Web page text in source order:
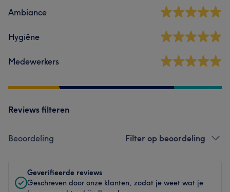
Ambiance
Hygiëne
Medewerkers
Reviews filteren
Beoordeling Filter op beoordeling
Geverifieerde reviews
Geschreven door onze klanten, zodat je weet wat je